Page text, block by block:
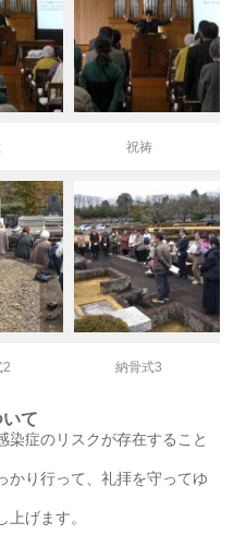
祝祷
2 納骨式3
て
染症のリスクが存在すること
かり行って、礼拝を守ってゆ
げます。